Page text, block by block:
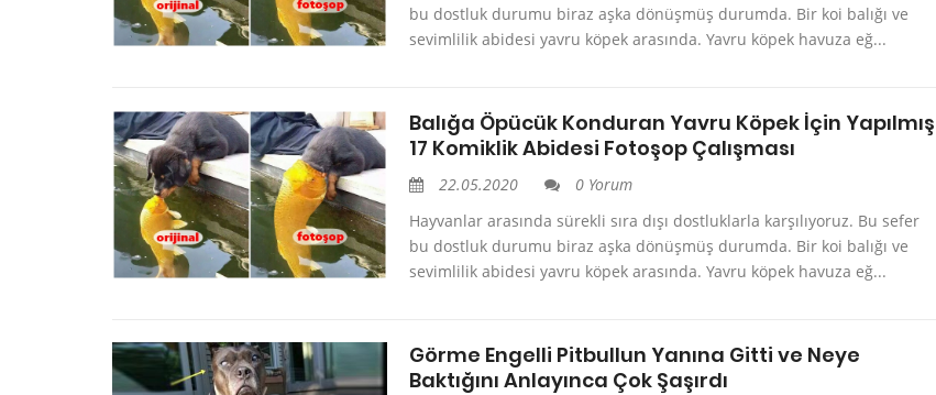
bu dostluk durumu biraz aşka dönüşmüş durumda. Bir koi balığı ve
sevimlilik abidesi yavru köpek arasında. Yavru köpek havuza eğ...
Balığa Öpücük Konduran Yavru Köpek İçin Yapılmış
17 Komiklik Abidesi Fotoşop Çalışması
22.05.2020
0 Yorum
Hayvanlar arasında sürekli sıra dışı dostluklarla karşılıyoruz. Bu sefer
bu dostluk durumu biraz aşka dönüşmüş durumda. Bir koi balığı ve
sevimlilik abidesi yavru köpek arasında. Yavru köpek havuza eğ...
Görme Engelli Pitbullun Yanına Gitti ve Neye
Baktığını Anlayınca Çok Şaşırdı